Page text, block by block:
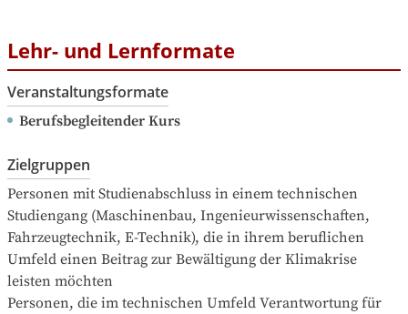
Lehr- und Lernformate
Veranstaltungsformate
Berufsbegleitender Kurs
Zielgruppen
Personen mit Studienabschluss in einem technischen
Studiengang (Maschinenbau, Ingenieurwissenschaften,
Fahrzeugtechnik, E-Technik), die in ihrem beruflichen
Umfeld einen Beitrag zur Bewältigung der Klimakrise
leisten möchten
Personen, die im technischen Umfeld Verantwortung für